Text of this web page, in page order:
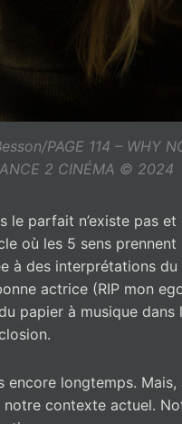
PAGE 114 – WHY
2 CINÉMA © 2024
le parfait n’existe pas
où les 5 sens prennent
à des interprétations
actrice (RIP mon
papier à musique dans
longtemps. Mais,
contexte actuel.